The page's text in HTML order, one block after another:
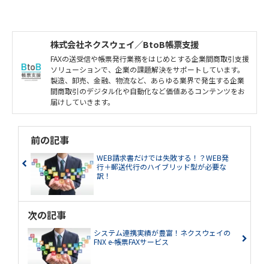
株式会社ネクスウェイ／BtoB帳票支援
FAXの送受信や帳票発行業務をはじめとする企業間商取引支援
ソリューションで、企業の課題解決をサポートしています。
製造、卸売、金融、物流など、あらゆる業界で発生する企業
間商取引のデジタル化や自動化など価値あるコンテンツをお
届けしていきます。
前の記事
WEB請求書だけでは失敗する！？WEB発
行＋郵送代行のハイブリッド型が必要な
訳！
次の記事
システム連携実績が豊富！ネクスウェイの
FNX e-帳票FAXサービス